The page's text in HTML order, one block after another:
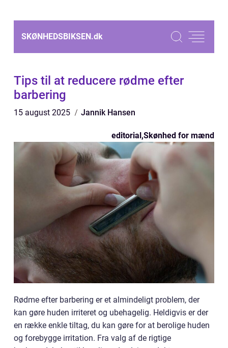
SKØNHEDSBIKSEN.dk
Tips til at reducere rødme efter
barbering
15 august 2025 Jannik Hansen
editorial,Skønhed for mænd
Rødme efter barbering er et almindeligt problem, der
kan gøre huden irriteret og ubehagelig. Heldigvis er der
en række enkle tiltag, du kan gøre for at berolige huden
og forebygge irritation. Fra valg af de rigtige